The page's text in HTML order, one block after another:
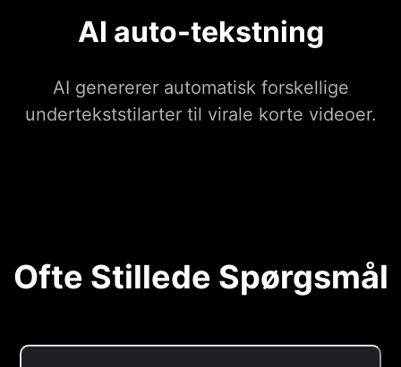
AI auto-tekstning
AI genererer automatisk forskellige
undertekststilarter til virale korte videoer.
Ofte Stillede Spørgsmål